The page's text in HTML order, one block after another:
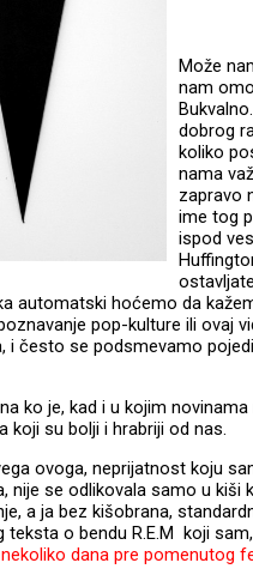
Može
nam
dobrog
koliko
nama
zapravo
ime tog
ispod
automatski hoćemo da
pop-kulture ili ovaj
i često se podsmevamo
ko je, kad i u kojim
koji su bolji i hrabriji od nas.
ovoga, neprijatnost koju
nije se odlikovala samo u kiši
a ja bez kišobrana,
o bendu R.E.M koji
nekoliko dana pre pomenutog